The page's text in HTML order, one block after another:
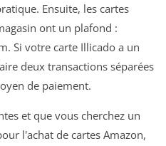
Ensuite, les cartes
ont un plafond :
Si votre carte Illicado a un
deux transactions séparées
de paiement.
et que vous cherchez un
l'achat de cartes Amazon,